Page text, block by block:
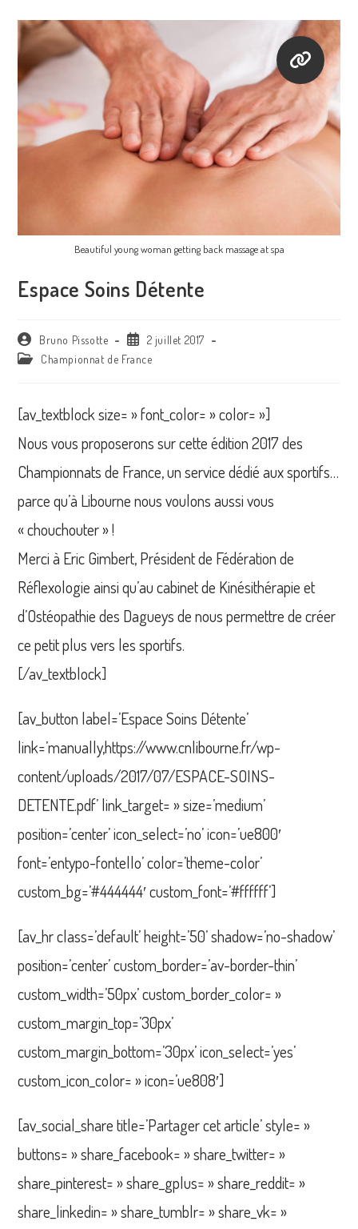
Beautiful young woman getting back massage at spa
Espace Soins Détente
Auteur/autrice
de
Bruno Pissotte
Publication
publiée :
2 juillet 2017
Post
Championnat de France
[av_textblock size= » font_color= » color= »]
Nous vous proposerons sur cette édition 2017 des
Championnats de France, un service dédié aux sportifs…
parce qu’à Libourne nous voulons aussi vous
« chouchouter » !
Merci à Eric Gimbert, Président de Fédération de
Réflexologie ainsi qu’au cabinet de Kinésithérapie et
d’Ostéopathie des Dagueys de nous permettre de créer
ce petit plus vers les sportifs.
[/av_textblock]
[av_button label=’Espace Soins Détente’
link=’manually,https://www.cnlibourne.fr/wp-
content/uploads/2017/07/ESPACE-SOINS-
DETENTE.pdf’ link_target= » size=’medium’
position=’center’ icon_select=’no’ icon=’ue800′
font=’entypo-fontello’ color=’theme-color’
custom_bg=’#444444′ custom_font=’#ffffff’]
[av_hr class=’default’ height=’50’ shadow=’no-shadow’
position=’center’ custom_border=’av-border-thin’
custom_width=’50px’ custom_border_color= »
custom_margin_top=’30px’
custom_margin_bottom=’30px’ icon_select=’yes’
custom_icon_color= » icon=’ue808′]
[av_social_share title=’Partager cet article’ style= »
buttons= » share_facebook= » share_twitter= »
share_pinterest= » share_gplus= » share_reddit= »
share_linkedin= » share_tumblr= » share_vk= »